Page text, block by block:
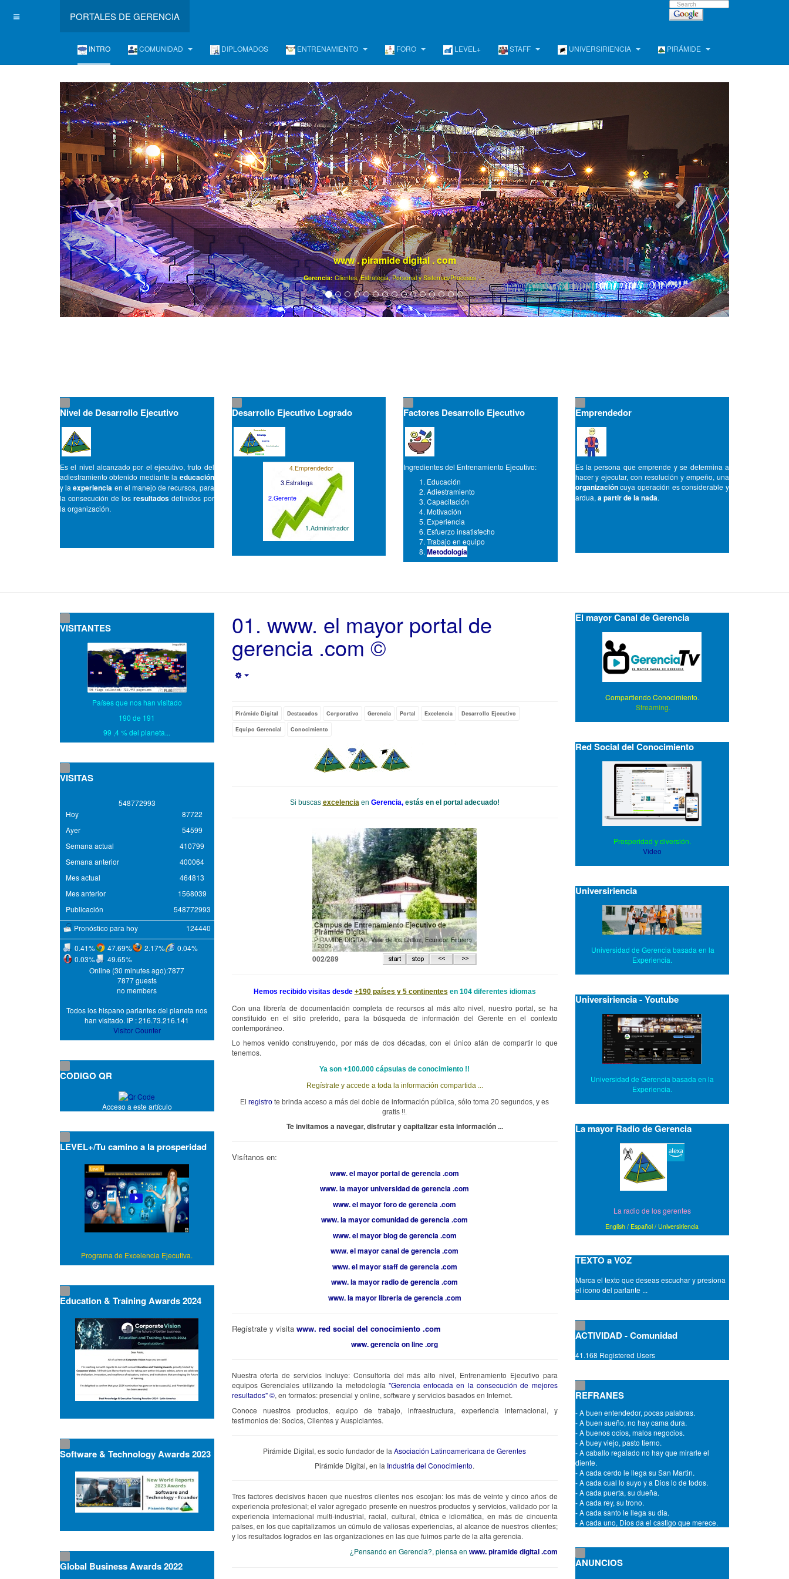
PORTALES DE GERENCIA
INTRO COMUNIDAD DIPLOMADOS ENTRENAMIENTO FORO LEVEL+ STAFF UNIVERSIRIENCIA PIRÁMIDE
Level +/ Un programa de Desarrollo Ejecutivo Continuo, Diferente !
Ya son más de 40000 gerentes registrados ...
Nivel de Desarrollo Ejecutivo
Es el nivel alcanzado por el ejecutivo, fruto del
adiestramiento obtenido mediante la educación
y laexperiencia en el manejo de recursos, para
la consecución de losresultados definidos por
la organización.
Desarrollo Ejecutivo Logrado
4.Emprendedor
3.Estratega
2.Gerente
1.Administrador
Factores Desarrollo Ejecutivo
Ingredientes del Entrenamiento Ejecutivo:
Educación
Adiestramiento
Capacitación
Motivación
Experiencia
Esfuerzo insatisfecho
Trabajo en equipo
Metodología
Emprendedor
Es la persona que emprende y se determina a
hacer y ejecutar, con resolución y empeño, una
organizacióncuya operación es considerable y
ardua, a partir de la nada.
01. www. el mayor portal de
gerencia .com ©
Pirámide Digital Destacados Corporativo Gerencia Portal Excelencia Desarrollo Ejecutivo
Equipo Gerencial Conocimiento
Si buscas excelencia en Gerencia, estás en el portal adecuado!
Campus de Entrenamiento Ejecutivo de
Pirámide Digital.
PIRAMIDE DIGITAL. Valle de los Chillos, Ecuador. Febrero
/ 2009.
002/289
Hemos recibido visitas desde +190 países y 5 continentes en 104 diferentes idiomas
Con una librería de documentación completa de recursos al más alto nivel, nuestro portal, se ha
constituido en el sitio preferido, para la búsqueda de información del Gerente en el contexto
contemporáneo.
Lo hemos venido construyendo, por más de dos décadas, con el único afán de compartir lo que
tenemos.
Ya son +100.000 cápsulas de conocimiento !!
Regístrate y accede a toda la información compartida ...
El registro te brinda acceso a más del doble de información pública, sólo toma 20 segundos, y es
gratis !!.
Te invitamos a navegar, disfrutar y capitalizar esta información ...
Visítanos en:
www. el mayor portal de gerencia .com
www. la mayor universidad de gerencia .com
www. el mayor foro de gerencia .com
www. la mayor comunidad de gerencia .com
www. el mayor blog de gerencia .com
www. el mayor canal de gerencia .com
www. el mayor staff de gerencia .com
www. la mayor radio de gerencia .com
www. la mayor libreria de gerencia .com
Regístrate y visita www. red social del conocimiento .com
www. gerencia on line .org
Nuestra oferta de servicios incluye: Consultoría del más alto nivel, Entrenamiento Ejecutivo para
equipos Gerenciales utilizando la metodología "Gerencia enfocada en la consecución de mejores
resultados" ©, en formatos: presencial y online, software y servicios basados en Internet.
Conoce nuestros productos, equipo de trabajo, infraestructura, experiencia internacional, y
testimonios de: Socios, Clientes y Auspiciantes.
Pirámide Digital, es socio fundador de la Asociación Latinoamericana de Gerentes
Pirámide Digital, en la Industria del Conocimiento.
Tres factores decisivos hacen que nuestros clientes nos escojan: los más de veinte y cinco años de
experiencia profesional; el valor agregado presente en nuestros productos y servicios, validado por la
experiencia internacional multi-industrial, racial, cultural, étnica e idiomática, en más de cincuenta
países, en los que capitalizamos un cúmulo de valiosas experiencias, al alcance de nuestros clientes;
y los resultados logrados en las organizaciones en las que fuimos parte de la alta gerencia.
¿Pensando en Gerencia?, piensa en www. piramide digital .com
VISITANTES
Países que nos han visitado
190 de 191
99 ,4 % del planeta...
VISITAS
548772993
Hoy
Ayer
Semana actual
Semana anterior
Mes actual
Mes anterior
Publicación
87722
54599
410799
400064
464813
1568039
548772993
Pronóstico para hoy
124440
0.41%
47.69% 2.17%
0.04%
0.03%
49.65%
Online (30 minutes ago):7877
7877 guests
no members
Todos los hispano parlantes del planeta nos
han visitado. IP : 216.73.216.141
Visitor Counter
CODIGO QR
Acceso a este artículo
LEVEL+/Tu camino a la prosperidad
Programa de Excelencia Ejecutiva.
Education & Training Awards 2024
Software & Technology Awards 2023
Global Business Awards 2022
El mayor Canal de Gerencia
Compartiendo Conocimiento.
Streaming.
Red Social del Conocimiento
Prosperidad y diversión.
Video
Universiriencia
Universidad de Gerencia basada en la
Experiencia.
Universiriencia - Youtube
Universidad de Gerencia basada en la
Experiencia.
La mayor Radio de Gerencia
La radio de los gerentes
English / Español /Universiriencia
TEXTO a VOZ
Marca el texto que deseas escuchar y presiona
el icono del parlante ...
ACTIVIDAD - Comunidad
41.168 Registered Users
REFRANES
- A buen capellan mejor sacristan.
- A buen entendedor, a señas.
- A buen sueño, no hay cama dura.
- A buenos ocios, malos negocios.
- A buey viejo, pasto tierno.
- A caballo regalado no hay que mirarle el
diente.
- A cada cerdo le llega su San Martin.
- A cada cual lo suyo y a Dios lo de todos.
- A cada puerta, su dueña.
- A cada rey, su trono.
- A cada santo le llega su dia.
- A cada uno, Dios da el castigo que merece.
- A cama chica, echate en medio.
- A cuentas viejas, barajas nuevas.
ANUNCIOS